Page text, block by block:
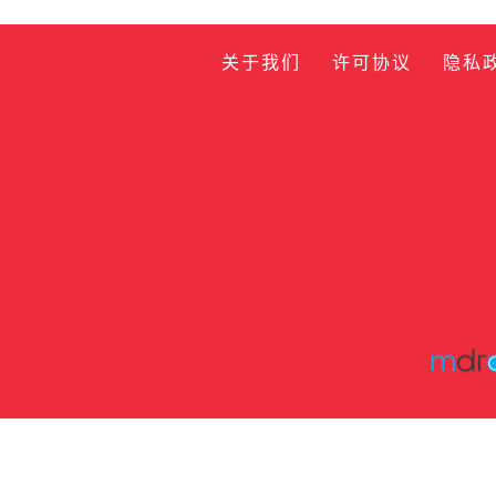
关于我们 许可协议 隐私